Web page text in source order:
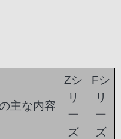
主な内容
Zシ
リ
ー
ズ
Fシ
リ
ー
ズ